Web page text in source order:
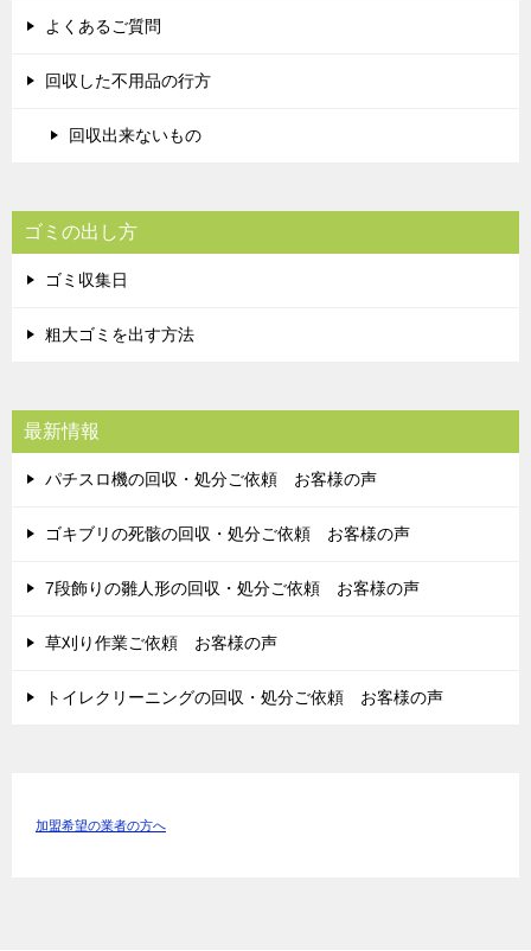
よくあるご質問
回収した不用品の行方
回収出来ないもの
ゴミの出し方
ゴミ収集日
粗大ゴミを出す方法
最新情報
パチスロ機の回収・処分ご依頼 お客様の声
ゴキブリの死骸の回収・処分ご依頼 お客様の声
7段飾りの雛人形の回収・処分ご依頼 お客様の声
草刈り作業ご依頼 お客様の声
トイレクリーニングの回収・処分ご依頼 お客様の声
加盟希望の業者の方へ